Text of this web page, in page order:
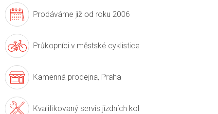
Prodáváme již od roku 2006
Průkopníci v městské cyklistice
Kamenná prodejna, Praha
Kvalifikovaný servis jízdních kol